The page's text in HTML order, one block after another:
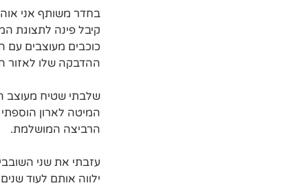
בחדר משותף אני
כוכבים מעוצבים
ההדבקה שלו לאזור
שלבתי שטיח מעוצב
המיטה לארון
הרביצה המושלמת.
עזבתי את שני
ילווה אותם לעוד